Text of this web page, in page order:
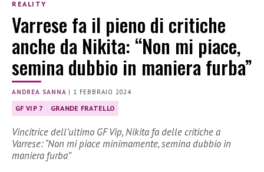
REALITY
Varrese fa il pieno di critiche
anche da Nikita: “Non mi piace,
semina dubbio in maniera furba”
ANDREA SANNA | 1 FEBBRAIO 2024
GF VIP 7 GRANDE FRATELLO
Vincitrice dell’ultimo GF Vip, Nikita fa delle critiche a
Varrese: “Non mi piace minimamente, semina dubbio in
maniera furba”